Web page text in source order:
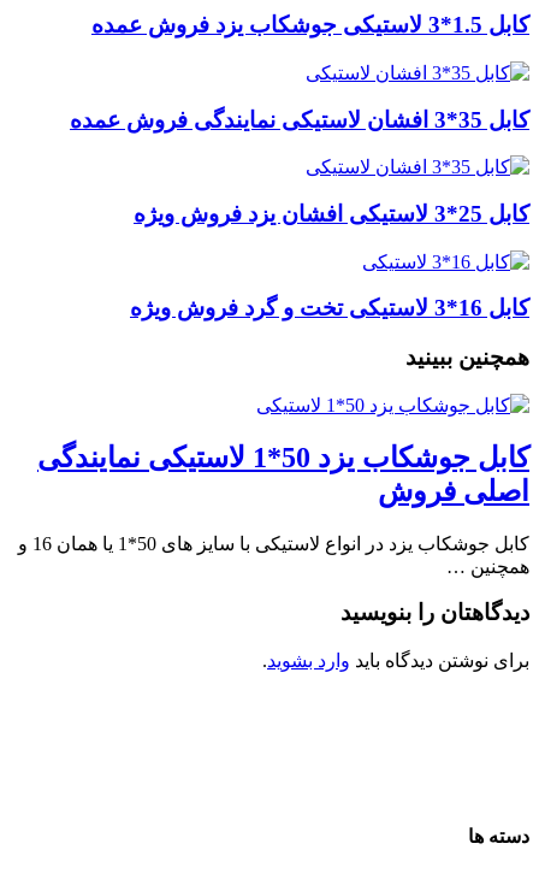
کابل 1.5*3 لاستیکی جوشکاب یزد فروش عمده
کابل 35*3 افشان لاستیکی نمایندگی فروش عمده
کابل 25*3 لاستیکی افشان یزد فروش ویژه
کابل 16*3 لاستیکی تخت و گرد فروش ویژه
همچنین ببینید
کابل جوشکاب یزد 50*1 لاستیکی نمایندگی
اصلی فروش
کابل جوشکاب یزد در انواع لاستیکی با سایز های 50*1 یا همان 16 و
همچنین …
دیدگاهتان را بنویسید
برای نوشتن دیدگاه باید وارد بشوید.
دسته ها